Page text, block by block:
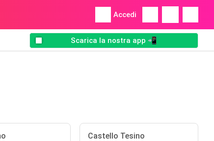
Accedi
Scarica la nostra app 📲
Castello Tesino